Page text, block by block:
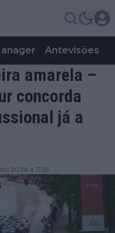
Antevisões
amarela –
concorda
já a
2026 a 11:59